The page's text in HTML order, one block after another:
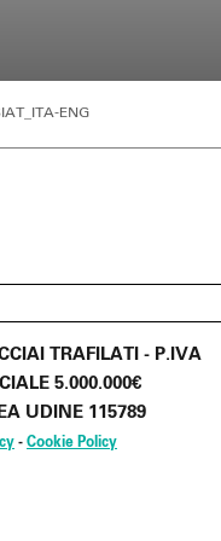
ENG
TRAFILATI - P.IVA
5.000.000€
UDINE 115789
- Cookie Policy